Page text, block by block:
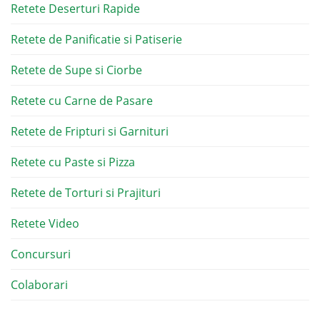
Retete Deserturi Rapide
Retete de Panificatie si Patiserie
Retete de Supe si Ciorbe
Retete cu Carne de Pasare
Retete de Fripturi si Garnituri
Retete cu Paste si Pizza
Retete de Torturi si Prajituri
Retete Video
Concursuri
Colaborari